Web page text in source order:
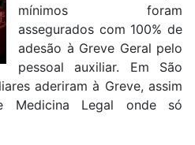
mínimos foram
assegurados com 100% de
adesão à Greve Geral pelo
pessoal auxiliar. Em São
aderiram à Greve, assim
Medicina Legal onde só